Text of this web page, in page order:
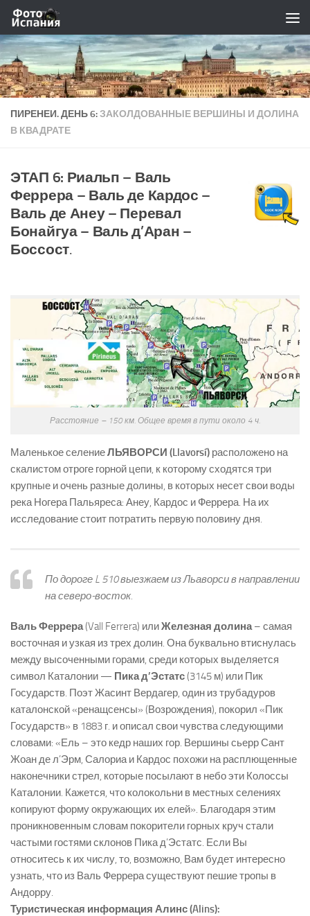
Skip to content
ПИРЕНЕИ. ДЕНЬ 6:ЗАКОЛДОВАННЫЕ ВЕРШИНЫ И ДОЛИНА
В КВАДРАТЕ
ЭТАП 6: Риальп – Валь
Феррера – Валь де Кардос –
Валь де Анеу – Перевал
Бонайгуа – Валь д’Аран –
Боссост.
Расстояние – 150 км. Общее время в пути около 4 ч.
Маленькое селениеЛЬЯВОРСИ (Llavorsí) расположено на
скалистом отроге горной цепи, к которому сходятся три
крупные и очень разные долины, в которых несет свои воды
река Ногера Пальяреса: Анеу, Кардос и Феррера. На их
исследование стоит потратить первую половину дня.
По дороге L 510 выезжаем из Льаворси в направлении
на северо-восток.
Валь Феррера(Vall Ferrera) илиЖелезная долина– самая
восточная и узкая из трех долин. Она буквально втиснулась
между высоченными горами, среди которых выделяется
символ Каталонии — Пика д’Эстатс(3145 м) или Пик
Государств. Поэт Жасинт Вердагер, один из трубадуров
каталонской «ренащсенсы» (Возрождения), покорил «Пик
Государств» в 1883 г. и описал свои чувства следующими
словами: «Ель – это кедр наших гор. Вершины сьерр Сант
Жоан де л’Эрм, Салориа и Кардос похожи на расплющенные
наконечники стрел, которые посылают в небо эти Колоссы
Каталонии. Кажется, что колокольни в местных селениях
копируют форму окружающих их елей». Благодаря этим
проникновенным словам покорители горных круч стали
частыми гостями склонов Пика д’Эстатс. Если Вы
относитесь к их числу, то, возможно, Вам будет интересно
узнать, что из Валь Феррера существуют пешие тропы в
Андорру.
Туристическая информация Алинс (Alins):